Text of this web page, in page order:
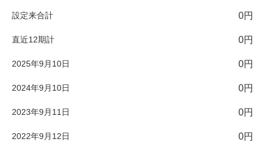
設定来合計 0円
直近12期計 0円
2025年9月10日 0円
2024年9月10日 0円
2023年9月11日 0円
2022年9月12日 0円